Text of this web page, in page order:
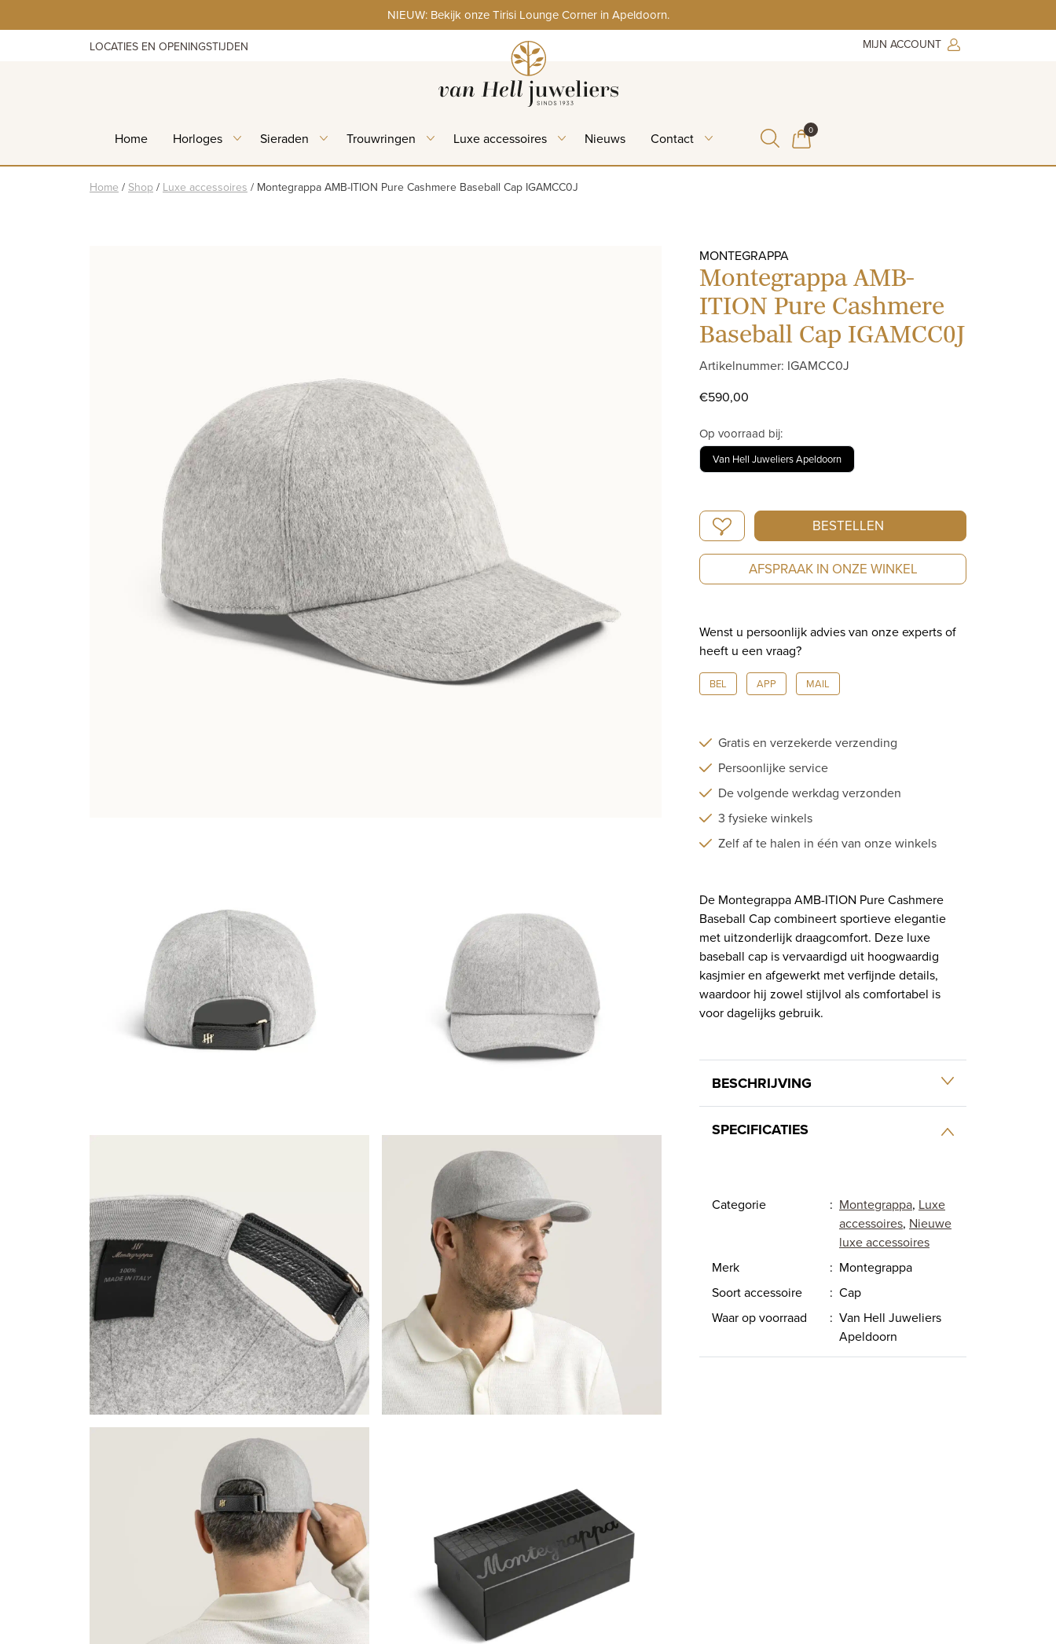
to
NIEUW: Bekijk onze Tirisi Lounge Corner in Apeldoorn.
LOCATIES EN OPENINGSTIJDEN MIJN ACCOUNT
Home Horloges Sieraden Trouwringen Luxe accessoires Nieuws Contact WINKELMAND
0ITEMS IN WINKELMAND
Home / Shop / Luxe accessoires / Montegrappa AMB-ITION Pure Cashmere Baseball Cap IGAMCC0J
MONTEGRAPPA
Montegrappa AMB-
ITION Pure Cashmere
Baseball Cap IGAMCC0J
Artikelnummer: IGAMCC0J
€590,00
Op voorraad bij:
Van Hell Juweliers Apeldoorn
Montegrappa
AMB-
ITION
Pure
Cap
IGAMCC0J
aantal
BESTELLEN
AFSPRAAK IN ONZE WINKEL
Wenst u persoonlijk advies van onze experts of
heeft u een vraag?
BEL APP MAIL
Gratis en verzekerde verzending
Persoonlijke service
De volgende werkdag verzonden
3 fysieke winkels
Zelf af te halen in één van onze winkels
De Montegrappa AMB-ITION Pure Cashmere
Baseball Cap combineert sportieve elegantie
met uitzonderlijk draagcomfort. Deze luxe
baseball cap is vervaardigd uit hoogwaardig
kasjmier en afgewerkt met verfijnde details,
waardoor hij zowel stijlvol als comfortabel is
voor dagelijks gebruik.
BESCHRIJVING
SPECIFICATIES
Categorie : Montegrappa, Luxe
accessoires, Nieuwe
luxe accessoires
Merk
: Montegrappa
Soort accessoire
: Cap
Waar op voorraad
: Van Hell Juweliers
Apeldoorn